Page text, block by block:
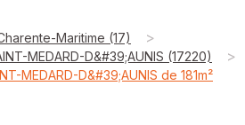
Maritime (17) >
MEDARD-D&#39;AUNIS (17220) >
MEDARD-D&#39;AUNIS de 181m²